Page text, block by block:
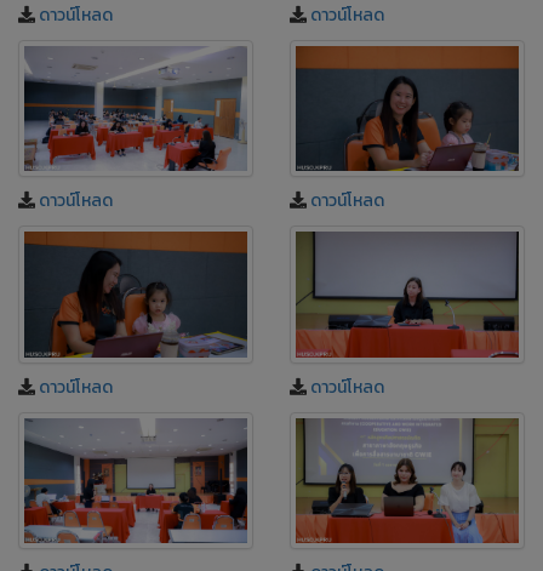
ดาวน์โหลด ดาวน์โหลด
ดาวน์โหลด ดาวน์โหลด
ดาวน์โหลด ดาวน์โหลด